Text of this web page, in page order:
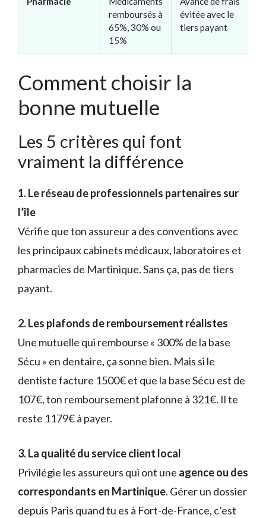
remboursés à
65%, 30% ou
15%
évitée avec le
tiers payant
Comment choisir la
bonne mutuelle
Les 5 critères qui font
vraiment la différence
1. Le réseau de professionnels partenaires sur
l’île
Vérifie que ton assureur a des conventions avec
les principaux cabinets médicaux, laboratoires et
pharmacies de Martinique. Sans ça, pas de tiers
payant.
2. Les plafonds de remboursement réalistes
Une mutuelle qui rembourse « 300% de la base
Sécu » en dentaire, ça sonne bien. Mais si le
dentiste facture 1500€ et que la base Sécu est de
107€, ton remboursement plafonne à 321€. Il te
reste 1179€ à payer.
3. La qualité du service client local
Privilégie les assureurs qui ont une agence ou des
correspondants en Martinique. Gérer un dossier
depuis Paris quand tu es à Fort-de-France, c’est